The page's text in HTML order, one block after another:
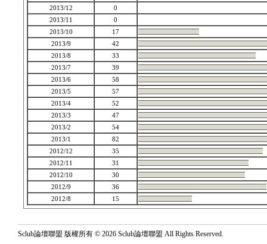
2013/12
0
2013/11
0
2013/10
17
2013/9
42
2013/8
33
2013/7
39
2013/6
58
2013/5
57
2013/4
52
2013/3
47
2013/2
54
2013/1
82
2012/12
35
2012/11
31
2012/10
30
2012/9
36
2012/8
15
Sclub論壇聯盟 版權所有 © 2026 Sclub論壇聯盟 All Rights Reserved.